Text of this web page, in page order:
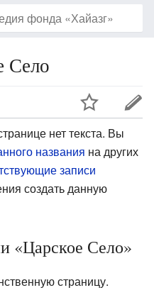
Село
нет текста. Вы
названия на других
записи
создать данную
«Царское Село»
страницу.